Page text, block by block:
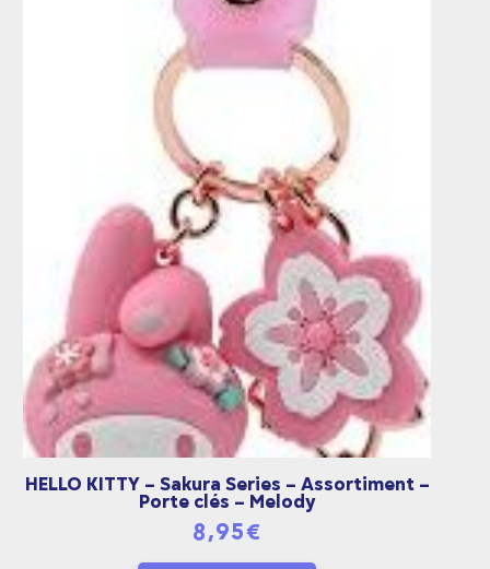
HELLO KITTY – Sakura Series – Assortiment –
Porte clés – Melody
8,95€